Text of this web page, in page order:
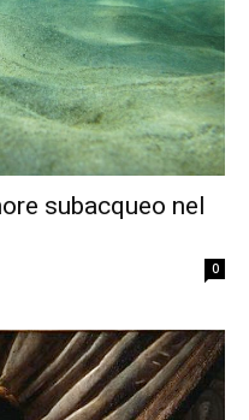
subacqueo nel
0